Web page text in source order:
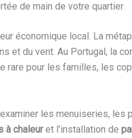
de main de votre quartier
économique local. La
et du vent. Au Portugal, la
pour les familles, les
les menuiseries,
à chaleuret l’installation de